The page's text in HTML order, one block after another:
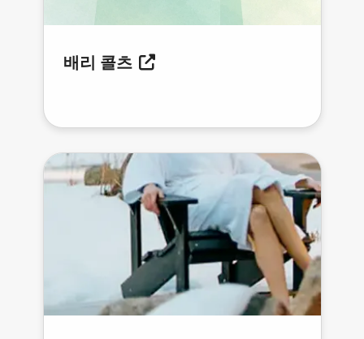
배리 콜츠